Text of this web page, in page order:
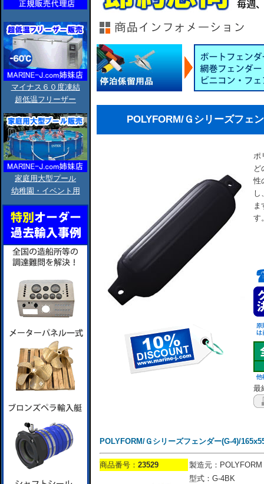
マイナス６０度凍結
超低温フリーザー
家庭用大型プール
幼稚園・イベント用
POLYFORM/Ｇシリーズフェ
ポ
ど
性
し
ま
す
最
POLYFORM/Ｇシリーズフェンダー(G-4)/
商品番号： 23529
製造元：POLYFORM
型式：G-4BK